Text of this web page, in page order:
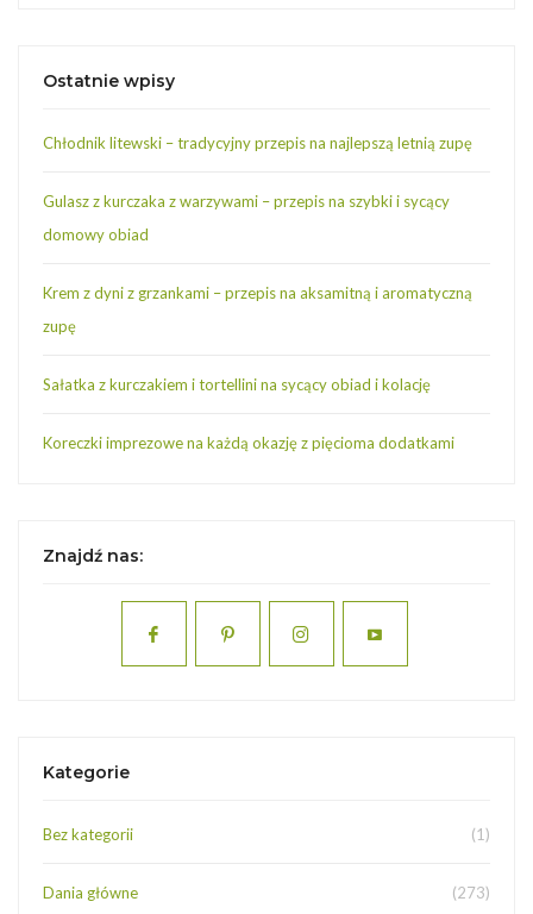
Ostatnie wpisy
Chłodnik litewski – tradycyjny przepis na najlepszą letnią zupę
Gulasz z kurczaka z warzywami – przepis na szybki i sycący
domowy obiad
Krem z dyni z grzankami – przepis na aksamitną i aromatyczną
zupę
Sałatka z kurczakiem i tortellini na sycący obiad i kolację
Koreczki imprezowe na każdą okazję z pięcioma dodatkami
Znajdź nas:
Kategorie
Bez kategorii (1)
Dania główne (273)